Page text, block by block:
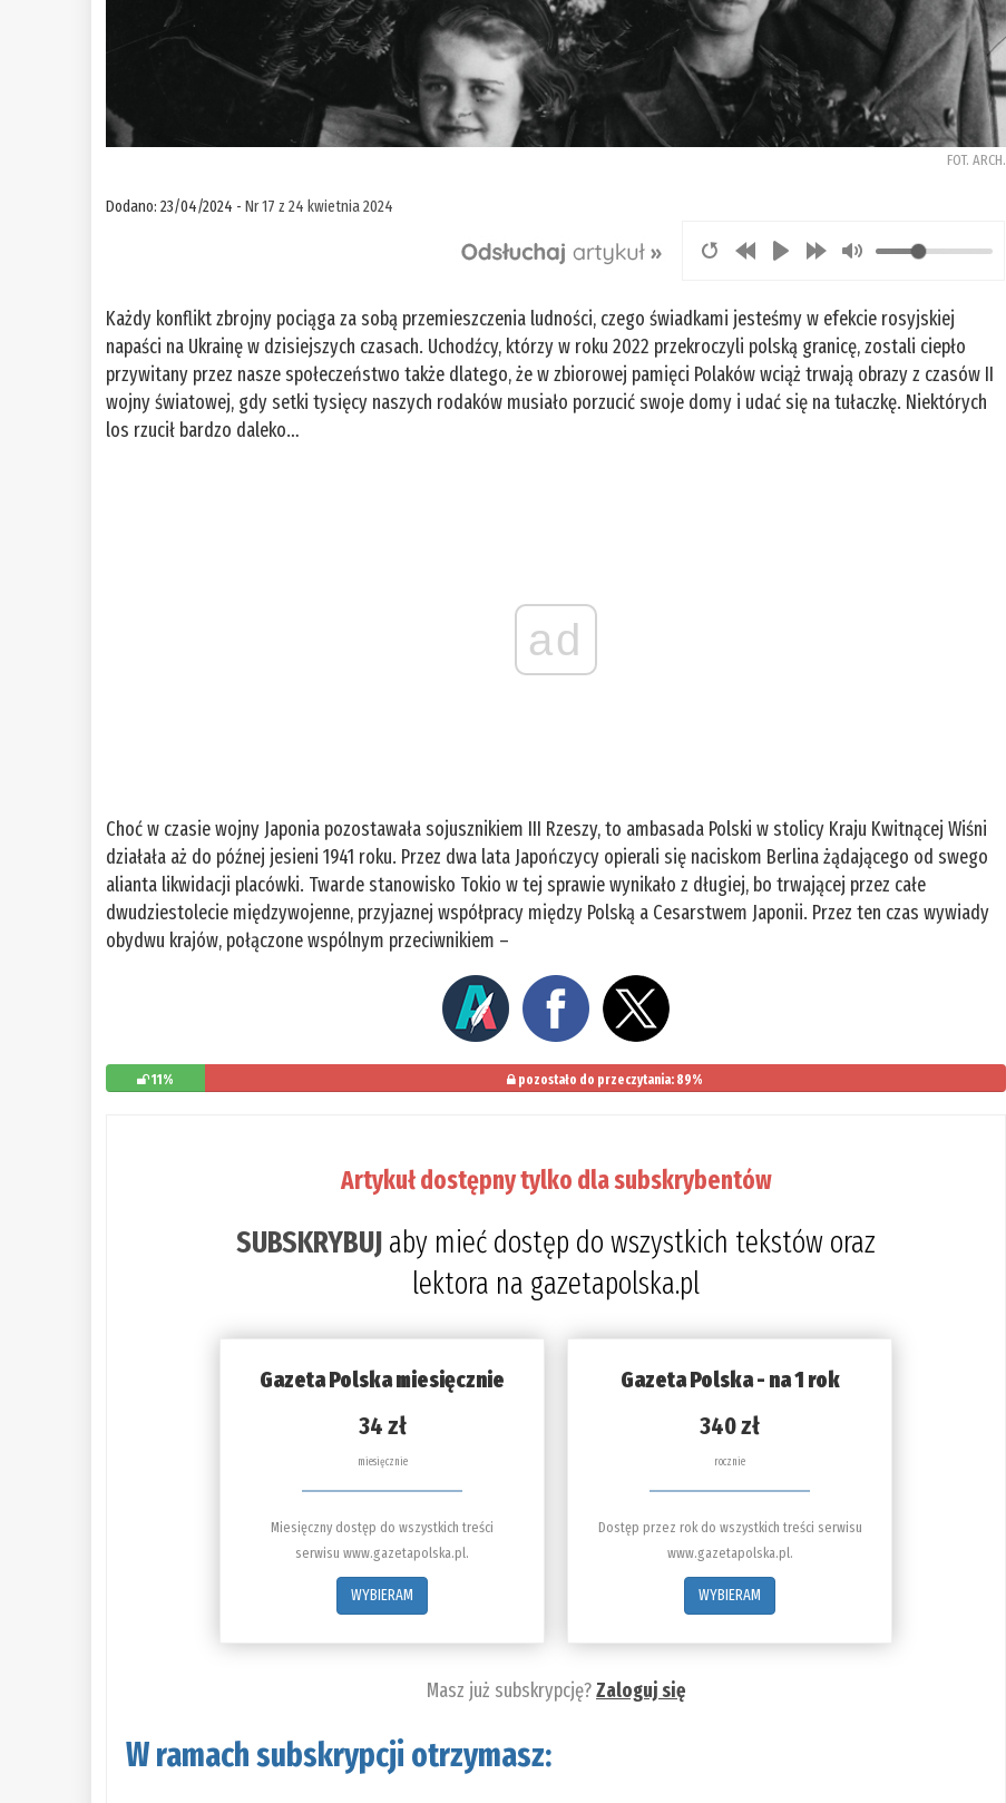
FOT. ARCH.
Dodano: 23/04/2024 -Nr 17 z 24 kwietnia 2024
Każdy konflikt zbrojny pociąga za sobą przemieszczenia ludności, czego świadkami jesteśmy w efekcie rosyjskiej
napaści na Ukrainę w dzisiejszych czasach. Uchodźcy, którzy w roku 2022 przekroczyli polską granicę, zostali ciepło
przywitany przez nasze społeczeństwo także dlatego, że w zbiorowej pamięci Polaków wciąż trwają obrazy z czasów II
wojny światowej, gdy setki tysięcy naszych rodaków musiało porzucić swoje domy i udać się na tułaczkę. Niektórych
los rzucił bardzo daleko…
ad
Choć w czasie wojny Japonia pozostawała sojusznikiem III Rzeszy, to ambasada Polski w stolicy Kraju Kwitnącej Wiśni
działała aż do późnej jesieni 1941 roku. Przez dwa lata Japończycy opierali się naciskom Berlina żądającego od swego
alianta likwidacji placówki. Twarde stanowisko Tokio w tej sprawie wynikało z długiej, bo trwającej przez całe
dwudziestolecie międzywojenne, przyjaznej współpracy między Polską a Cesarstwem Japonii. Przez ten czas wywiady
obydwu krajów, połączone wspólnym przeciwnikiem –
11% pozostało do przeczytania: 89%
Artykuł dostępny tylko dla subskrybentów
SUBSKRYBUJ aby mieć dostęp do wszystkich tekstów oraz
lektora na gazetapolska.pl
Gazeta Polska miesięcznie
34 zł
miesięcznie
Miesięczny dostęp do wszystkich treści
serwisu www.gazetapolska.pl.
WYBIERAM
Gazeta Polska - na 1 rok
340 zł
rocznie
Dostęp przez rok do wszystkich treści serwisu
www.gazetapolska.pl.
WYBIERAM
Masz już subskrypcję?Zaloguj się
W ramach subskrypcji otrzymasz: